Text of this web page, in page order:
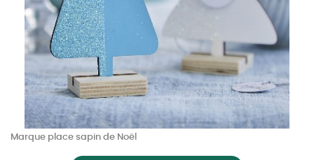
Marque place sapin de Noël